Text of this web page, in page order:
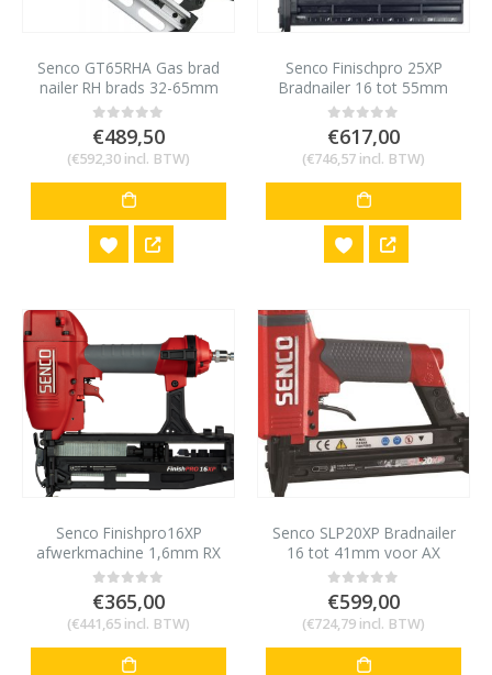
Senco GT65RHA Gas brad
nailer RH brads 32-65mm
0out of 5
€489,50
(€592,30 incl. BTW)
Senco Finischpro 25XP
Bradnailer 16 tot 55mm
voor AX/AY minibrads 18
gauge
0out of 5
€617,00
(€746,57 incl. BTW)
Senco Finishpro16XP
afwerkmachine 1,6mm RX
32-65mm
0out of 5
€365,00
(€441,65 incl. BTW)
Senco SLP20XP Bradnailer
16 tot 41mm voor AX
minibrads 18 gauge
0out of 5
€599,00
(€724,79 incl. BTW)